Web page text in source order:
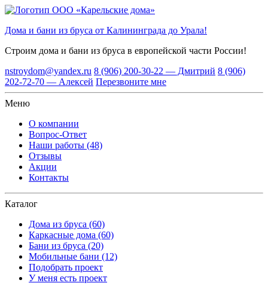
Дома и бани из бруса от Калининграда до Урала!
Строим дома и бани из бруса в европейской части России!
nstroydom@yandex.ru 8 (906) 200-30-22 — Дмитрий 8 (906)
202-72-70 — Алексей Перезвоните мне
Меню
О компании
Вопрос-Ответ
Наши работы (48)
Отзывы
Акции
Контакты
Каталог
Дома из бруса (60)
Каркасные дома (60)
Бани из бруса (20)
Мобильные бани (12)
Подобрать проект
У меня есть проект